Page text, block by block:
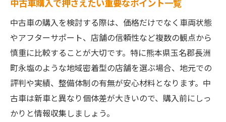
中古車購入で押さえたい重要なポイント一覧
中古車の購入を検討する際は、価格だけでなく車両状態
やアフターサポート、店舗の信頼性など複数の観点から
慎重に比較することが大切です。特に熊本県玉名郡長洲
町永塩のような地域密着型の店舗を選ぶ場合、地元での
評判や実績、整備体制の有無が安心材料となります。中
古車は新車と異なり個体差が大きいので、購入前にしっ
かりと情報収集しましょう。